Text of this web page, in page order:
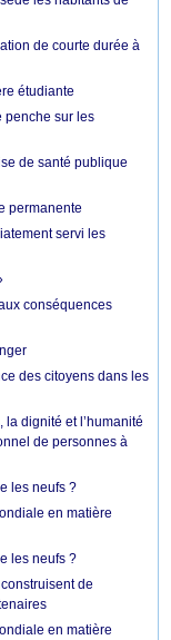
de courte durée à
étudiante
penche sur les
de santé publique
permanente
servi les
conséquences
des citoyens dans les
dignité et l’humanité
de personnes à
les neufs ?
en matière
les neufs ?
de
en matière